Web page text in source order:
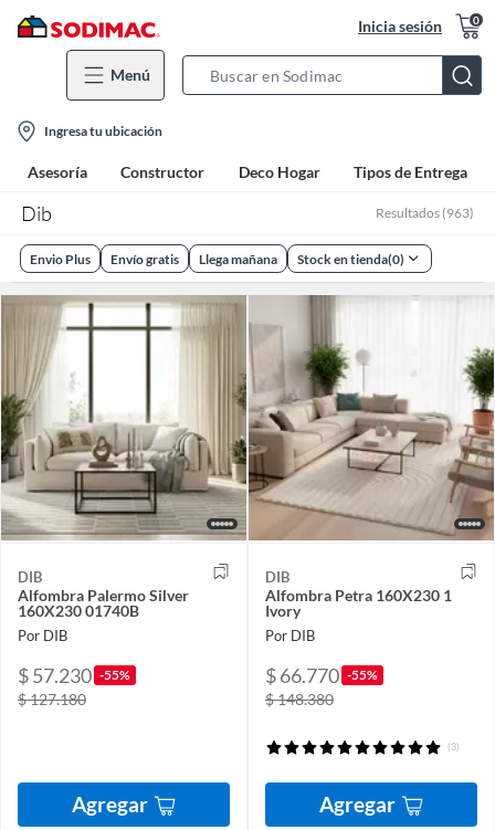
Inicia sesión 0
Menú
Bar
location-
icon
Ingresa tu ubicación
Asesoría Constructor Deco Hogar Tipos de Entrega
Dib Resultados (963)
Envio Plus Envío gratis Llega mañana Stock en tienda(0)
DIB
Alfombra Palermo Silver
160X230 01740B
Por DIB
$ 57.230 -55%
$ 127.180
Agregar
DIB
Alfombra Petra 160X230 1
Ivory
Por DIB
$ 66.770 -55%
$ 148.380
(3)
Agregar